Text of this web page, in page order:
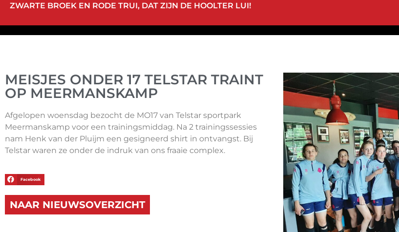
ZWARTE BROEK EN RODE TRUI, DAT ZIJN DE HOOLTER LUI!
MEISJES ONDER 17 TELSTAR TRAINT
OP MEERMANSKAMP
Afgelopen woensdag bezocht de MO17 van Telstar sportpark
Meermanskamp voor een trainingsmiddag. Na 2 trainingssessies
nam Henk van der Pluijm een gesigneerd shirt in ontvangst. Bij
Telstar waren ze onder de indruk van ons fraaie complex.
Facebook
NAAR NIEUWSOVERZICHT